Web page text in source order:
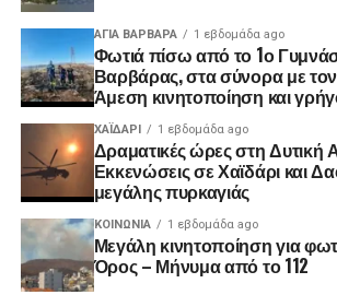
ΑΓΙΑ ΒΑΡΒΑΡΑ 1 εβδομάδα ago
Φωτιά πίσω από το 1ο
Βαρβάρας, στα σύνορα με
Άμεση κινητοποίηση και
ΧΑΪΔΑΡΙ 1 εβδομάδα ago
Δραματικές ώρες στη Δυτική
Εκκενώσεις σε Χαϊδάρι και
μεγάλης πυρκαγιάς
ΚΟΙΝΩΝΊΑ 1 εβδομάδα ago
Μεγάλη κινητοποίηση για
Όρος – Μήνυμα από το 112